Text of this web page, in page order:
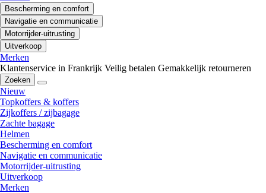
Bescherming en comfort
Navigatie en communicatie
Motorrijder-uitrusting
Uitverkoop
Merken
Klantenservice in Frankrijk Veilig betalen Gemakkelijk retourneren
Zoeken
Nieuw
Topkoffers & koffers
Zijkoffers / zijbagage
Zachte bagage
Helmen
Bescherming en comfort
Navigatie en communicatie
Motorrijder-uitrusting
Uitverkoop
Merken